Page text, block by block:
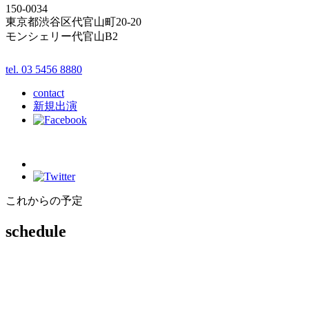
150-0034
東京都渋谷区代官山町20-20
モンシェリー代官山B2
tel. 03 5456 8880
contact
新規出演
これからの予定
schedule